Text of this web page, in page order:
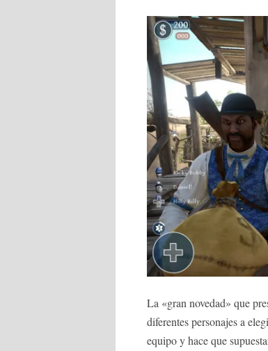
La «gran novedad» que
diferentes personajes a
equipo y hace que